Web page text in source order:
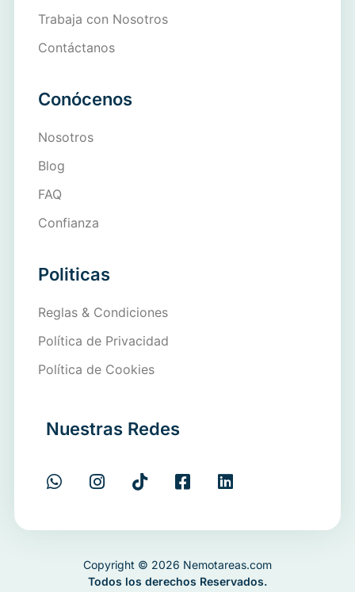
Trabaja con Nosotros
Contáctanos
Conócenos
Nosotros
Blog
FAQ
Confianza
Politicas
Reglas & Condiciones
Política de Privacidad
Política de Cookies
Nuestras Redes
Copyright © 2026 Nemotareas.com
Todos los derechos Reservados.